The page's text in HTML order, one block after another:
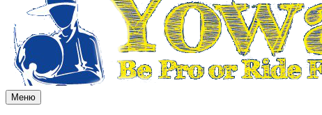
Меню